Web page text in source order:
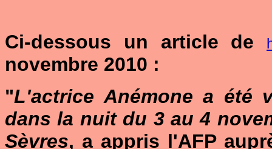
Ci-dessous un article de
novembre 2010 :
"L'actrice Anémone a été
dans la nuit du 3 au 4
Sèvres, a appris l'AFP